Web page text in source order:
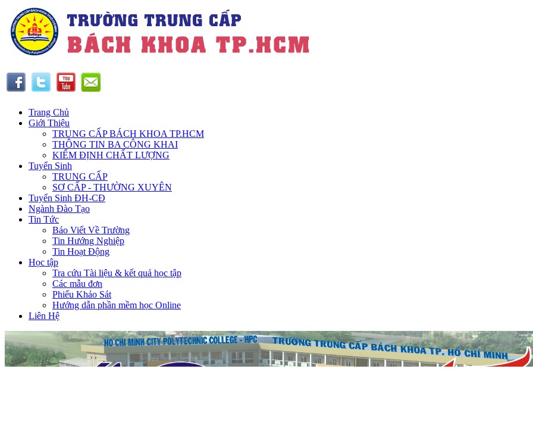
Trang Chủ
Giới Thiệu
TRUNG CẤP BÁCH KHOA TP.HCM
THÔNG TIN BA CÔNG KHAI
KIỂM ĐỊNH CHẤT LƯỢNG
Tuyển Sinh
TRUNG CẤP
SƠ CẤP - THƯỜNG XUYÊN
Tuyển Sinh ĐH-CĐ
Ngành Đào Tạo
Tin Tức
Báo Viết Về Trường
Tin Hướng Nghiệp
Tin Hoạt Động
Học tập
Tra cứu Tài liệu & kết quả học tập
Các mẫu đơn
Phiếu Khảo Sát
Hướng dẫn phần mềm học Online
Liên Hệ